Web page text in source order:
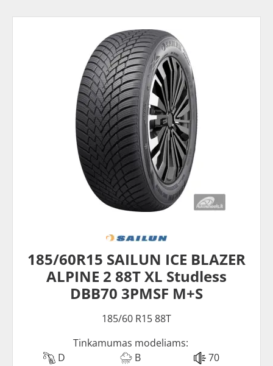
185/60R15 SAILUN ICE BLAZER
ALPINE 2 88T XL Studless
DBB70 3PMSF M+S
185/60 R15 88T
Tinkamumas modeliams:
D
B 70